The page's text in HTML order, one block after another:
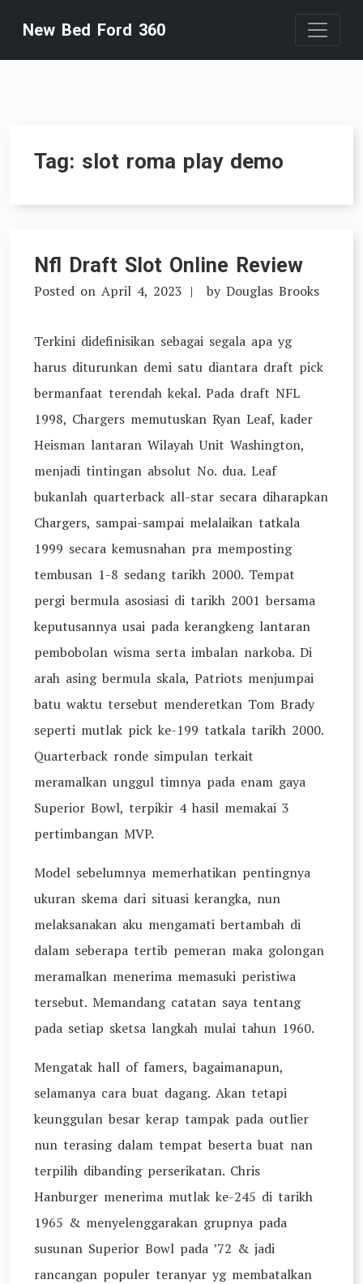
content
New Bed Ford 360
Tag: slot roma play demo
Nfl Draft Slot Online Review
Posted on April 4, 2023 by Douglas Brooks
Terkini didefinisikan sebagai segala apa yg
harus diturunkan demi satu diantara draft pick
bermanfaat terendah kekal. Pada draft NFL
1998, Chargers memutuskan Ryan Leaf, kader
Heisman lantaran Wilayah Unit Washington,
menjadi tintingan absolut No. dua. Leaf
bukanlah quarterback all-star secara diharapkan
Chargers, sampai-sampai melalaikan tatkala
1999 secara kemusnahan pra memposting
tembusan 1-8 sedang tarikh 2000. Tempat
pergi bermula asosiasi di tarikh 2001 bersama
keputusannya usai pada kerangkeng lantaran
pembobolan wisma serta imbalan narkoba. Di
arah asing bermula skala, Patriots menjumpai
batu waktu tersebut menderetkan Tom Brady
seperti mutlak pick ke-199 tatkala tarikh 2000.
Quarterback ronde simpulan terkait
meramalkan unggul timnya pada enam gaya
Superior Bowl, terpikir 4 hasil memakai 3
pertimbangan MVP.
Model sebelumnya memerhatikan pentingnya
ukuran skema dari situasi kerangka, nun
melaksanakan aku mengamati bertambah di
dalam seberapa tertib pemeran maka golongan
meramalkan menerima memasuki peristiwa
tersebut. Memandang catatan saya tentang
pada setiap sketsa langkah mulai tahun 1960.
Mengatak hall of famers, bagaimanapun,
selamanya cara buat dagang. Akan tetapi
keunggulan besar kerap tampak pada outlier
nun terasing dalam tempat beserta buat nan
terpilih dibanding perserikatan. Chris
Hanburger menerima mutlak ke-245 di tarikh
1965 & menyelenggarakan grupnya pada
susunan Superior Bowl pada ’72 & jadi
rancangan populer teranyar yg membatalkan